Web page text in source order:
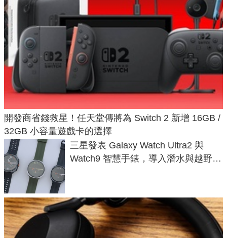
開發商省錢救星！任天堂傳將為 Switch 2 新增 16GB /
32GB 小容量遊戲卡的選擇
三星發表 Galaxy Watch Ultra2 與
Watch9 智慧手錶，導入潛水與越野跑